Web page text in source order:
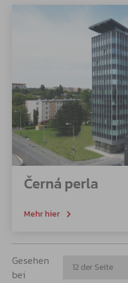
Černá perla
Mehr hier
Gesehen
bei
12 der Seite